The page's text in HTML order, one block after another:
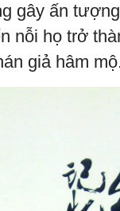
gây ấn
nỗi họ trở
giả hâm